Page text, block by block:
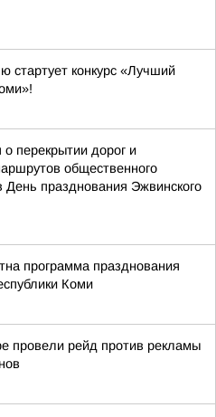
стартует конкурс «Лучший
перекрытии дорог и
общественного
День празднования Эжвинского
программа празднования
Коми
провели рейд против рекламы